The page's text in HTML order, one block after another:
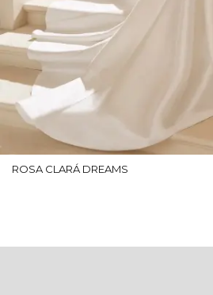
ROSA CLARÁ DREAMS